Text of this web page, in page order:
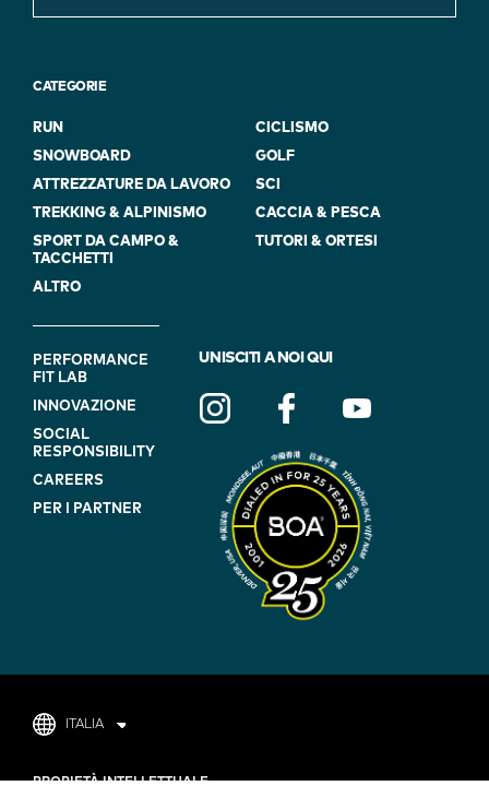
CATEGORIE
RUN
CICLISMO
SNOWBOARD
GOLF
ATTREZZATURE DA LAVORO
SCI
TREKKING & ALPINISMO
CACCIA & PESCA
SPORT DA CAMPO &
TACCHETTI
TUTORI & ORTESI
ALTRO
FOOTER
NAVIGATION
(ON
BLUE)
PERFORMANCE
FIT LAB
INNOVAZIONE
SOCIAL
RESPONSIBILITY
CAREERS
PER I PARTNER
UNISCITI A NOI QUI
PROPIETÀ INTELLETTUALE
ITALIA